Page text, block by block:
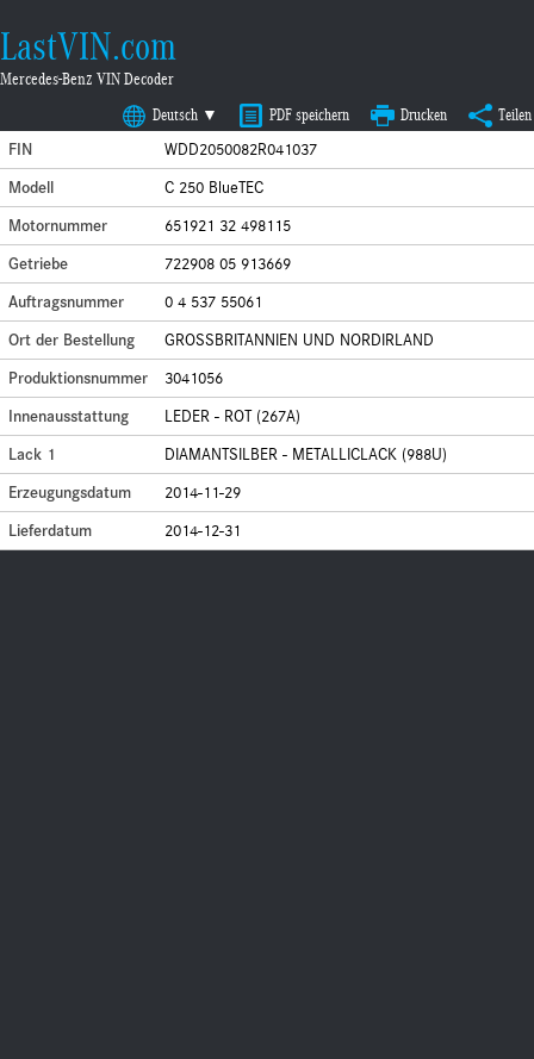
LastVIN.com
Mercedes-Benz VIN Decoder
Deutsch ▼ PDF speichern Drucken Teilen
FIN
WDD2050082R041037
Modell
C 250 BlueTEC
Motornummer
651921 32 498115
Getriebe
722908 05 913669
Auftragsnummer
0 4 537 55061
Ort der Bestellung
GROSSBRITANNIEN UND NORDIRLAND
Produktionsnummer
3041056
Innenausstattung
LEDER - ROT (267A)
Lack 1
DIAMANTSILBER - METALLICLACK (988U)
Erzeugungsdatum
2014-11-29
Lieferdatum
2014-12-31